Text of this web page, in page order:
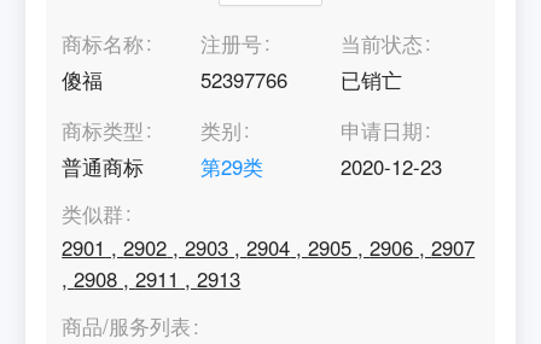
商标名称
傻福
注册号
52397766
当前状态
已销亡
商标类型
普通商标
类别
第29类
申请日期
2020-12-23
类似群
2901 ,2902 ,2903 ,2904 ,2905 ,2906 ,2907
,2908 ,2911 ,2913
商品/服务列表